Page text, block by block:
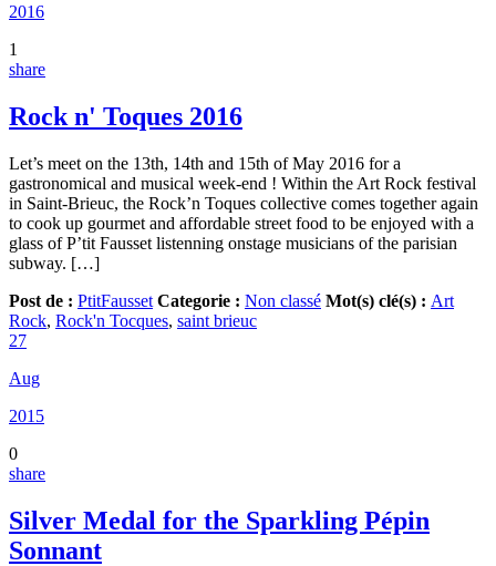
2016
1
share
Rock n' Toques 2016
Let’s meet on the 13th, 14th and 15th of May 2016 for a
gastronomical and musical week-end ! Within the Art Rock festival
in Saint-Brieuc, the Rock’n Toques collective comes together again
to cook up gourmet and affordable street food to be enjoyed with a
glass of P’tit Fausset listenning onstage musicians of the parisian
subway. […]
Post de : PtitFausset Categorie : Non classé Mot(s) clé(s) : Art
Rock, Rock'n Tocques, saint brieuc
27
Aug
2015
0
share
Silver Medal for the Sparkling Pépin
Sonnant